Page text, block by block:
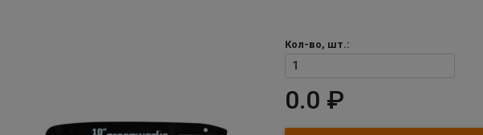
Кол-во, шт.:
0.0 ₽